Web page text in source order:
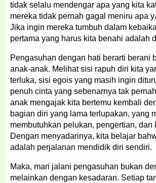
tidak selalu mendengar apa yang kita
mereka tidak pernah gagal meniru apa
Jika ingin mereka tumbuh dalam
pertama yang harus kita benahi adalah
Pengasuhan dengan hati berarti berani
anak-anak. Melihat sisi rapuh diri kita
terluka, sisi egois yang masih ingin
penuh cinta yang sebenarnya tak
anak mengajak kita bertemu kembali
bagian diri yang lama terlupakan, yang
membutuhkan pelukan, pengertian, dan
Dengan menyadarinya, kita belajar
adalah perjalanan mendidik diri sendiri.
Maka, mari jalani pengasuhan bukan
melainkan dengan kesadaran. Setiap